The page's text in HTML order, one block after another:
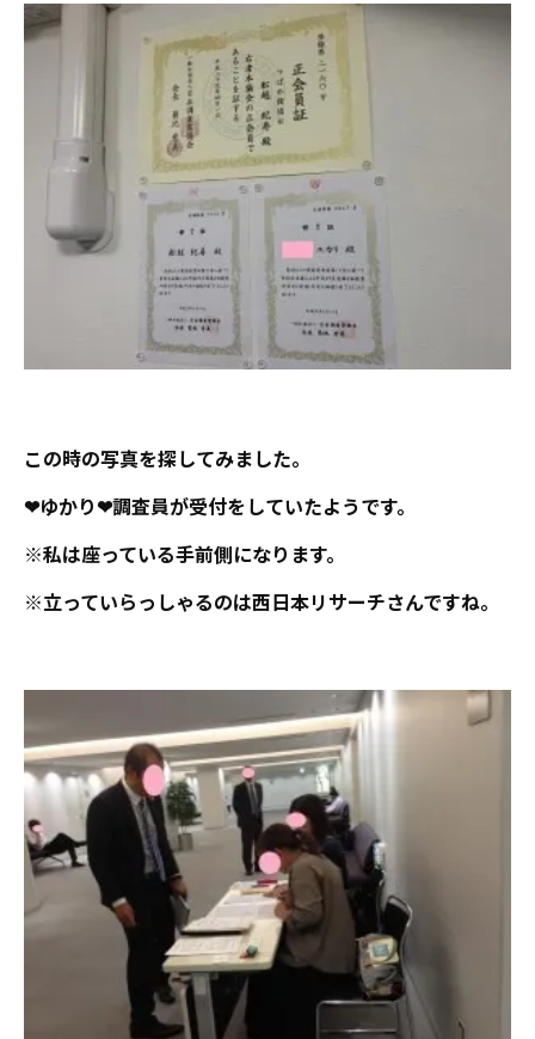
この時の写真を探してみました。
❤ゆかり❤調査員が受付をしていたようです。
※私は座っている手前側になります。
※立っていらっしゃるのは西日本リサーチさんですね。